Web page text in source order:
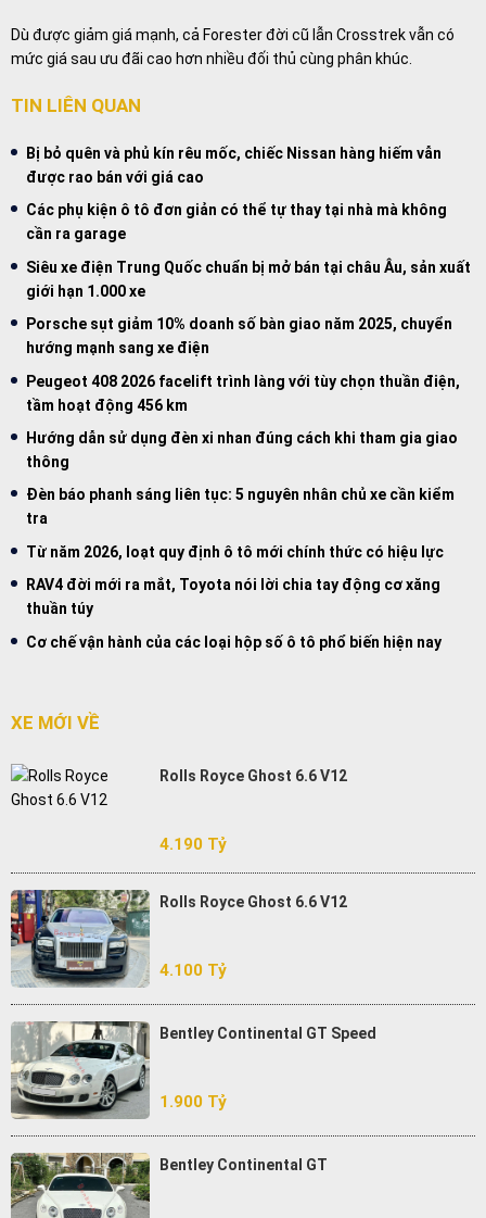
Dù được giảm giá mạnh, cả Forester đời cũ lẫn Crosstrek vẫn có
mức giá sau ưu đãi cao hơn nhiều đối thủ cùng phân khúc.
TIN LIÊN QUAN
Bị bỏ quên và phủ kín rêu mốc, chiếc Nissan hàng hiếm vẫn
được rao bán với giá cao
Các phụ kiện ô tô đơn giản có thể tự thay tại nhà mà không
cần ra garage
Siêu xe điện Trung Quốc chuẩn bị mở bán tại châu Âu, sản xuất
giới hạn 1.000 xe
Porsche sụt giảm 10% doanh số bàn giao năm 2025, chuyển
hướng mạnh sang xe điện
Peugeot 408 2026 facelift trình làng với tùy chọn thuần điện,
tầm hoạt động 456 km
Hướng dẫn sử dụng đèn xi nhan đúng cách khi tham gia giao
thông
Đèn báo phanh sáng liên tục: 5 nguyên nhân chủ xe cần kiểm
tra
Từ năm 2026, loạt quy định ô tô mới chính thức có hiệu lực
RAV4 đời mới ra mắt, Toyota nói lời chia tay động cơ xăng
thuần túy
Cơ chế vận hành của các loại hộp số ô tô phổ biến hiện nay
XE MỚI VỀ
Rolls Royce Ghost 6.6 V12
4.190 Tỷ
Rolls Royce Ghost 6.6 V12
4.100 Tỷ
Bentley Continental GT Speed
1.900 Tỷ
Bentley Continental GT